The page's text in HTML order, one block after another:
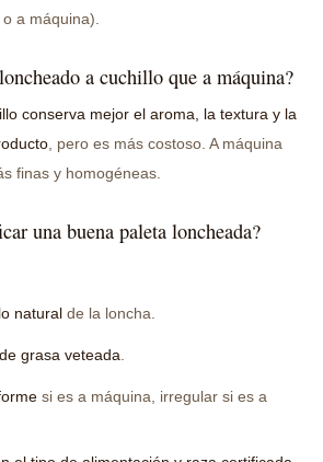
a máquina).
a cuchillo que a máquina?
conserva mejor el aroma, la textura y la
, pero es más costoso. A máquina
finas y homogéneas.
una buena paleta loncheada?
natural de la loncha.
grasa veteada
si es a máquina, irregular si es a